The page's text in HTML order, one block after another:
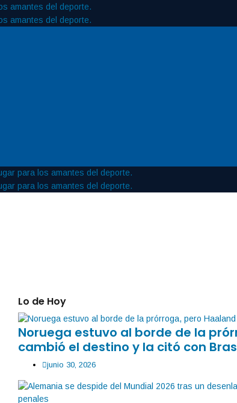
Lo de Hoy
Noruega estuvo al borde de la
cambió el destino y la citó con
junio 30, 2026